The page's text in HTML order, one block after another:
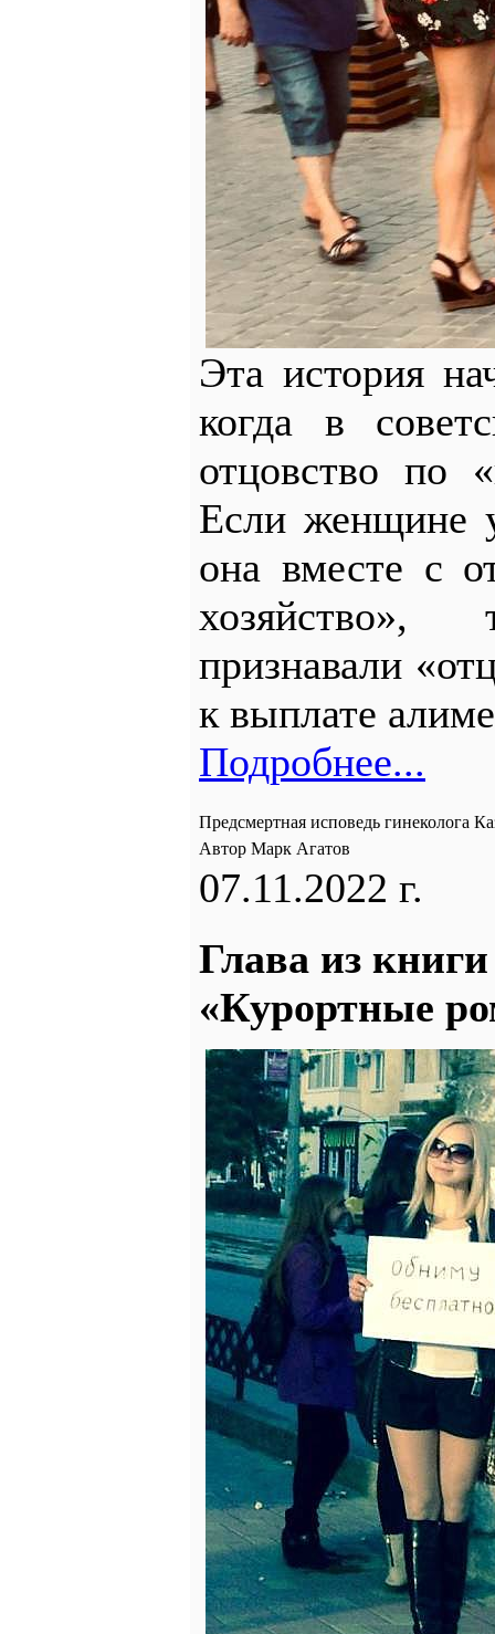
Эта история
когда в
отцовство по
Если женщине
она вместе с
признавали
к выплате
Подробнее...
Предсмертная исповедь гинеколога
Автор Марк Агатов
07.11.2022 г.
Глава из
«Курортные